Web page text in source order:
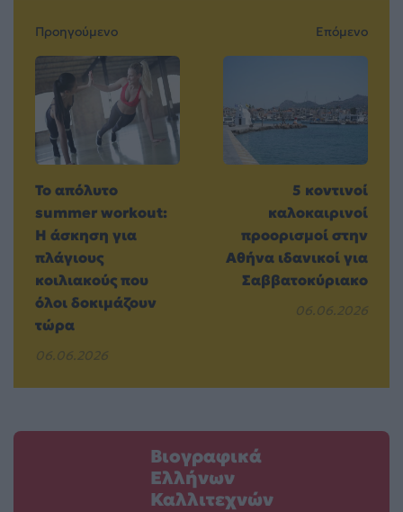
Προηγούμενο
Το απόλυτο
summer workout:
Η άσκηση για
πλάγιους
κοιλιακούς που
όλοι δοκιμάζουν
τώρα
06.06.2026
Επόμενο
5 κοντινοί
καλοκαιρινοί
προορισμοί στην
Αθήνα ιδανικοί για
Σαββατοκύριακο
06.06.2026
Βιογραφικά
Ελλήνων
Καλλιτεχνών